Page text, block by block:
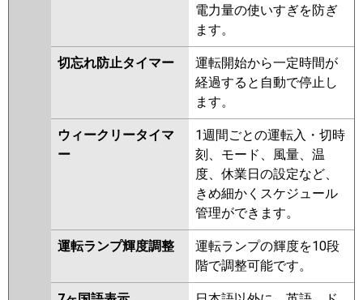
電力量の使いすぎを防ぎ
ます。
切忘れ防止タイマー
運転開始から一定時間が
経過すると自動で停止し
ます。
ウィークリータイマ
ー
1週間ごとの運転入・切時
刻、モード、風量、温
度、休業日の設定など、
きめ細かくスケジュール
管理ができます。
運転ランプ輝度調整
運転ランプの輝度を10段
階で調整可能です。